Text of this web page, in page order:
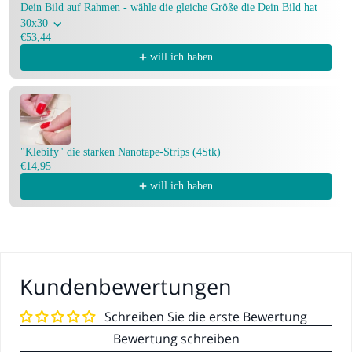
HIER
Dein Bild auf Rahmen - wähle die gleiche Größe die Dein Bild hat
30x30
€53,44
will ich haben
"Klebify" die starken Nanotape-Strips (4Stk)
€14,95
will ich haben
Kundenbewertungen
Schreiben Sie die erste Bewertung
Bewertung schreiben